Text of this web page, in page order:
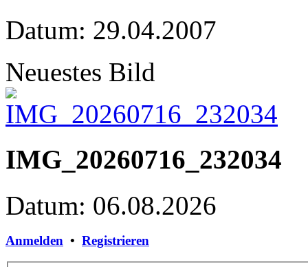
Datum: 29.04.2007
Neuestes Bild
IMG_20260716_232034
Datum: 06.08.2026
Anmelden • Registrieren